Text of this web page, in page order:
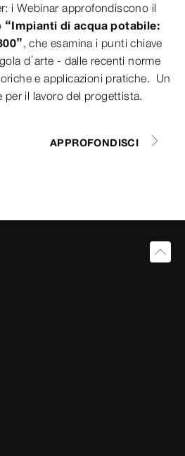
i Webinar approfondiscono il
“Impianti di acqua potabile:
, che esamina i punti chiave
d’arte - dalle recenti norme
e applicazioni pratiche. Un
il lavoro del progettista.
APPROFONDISCI